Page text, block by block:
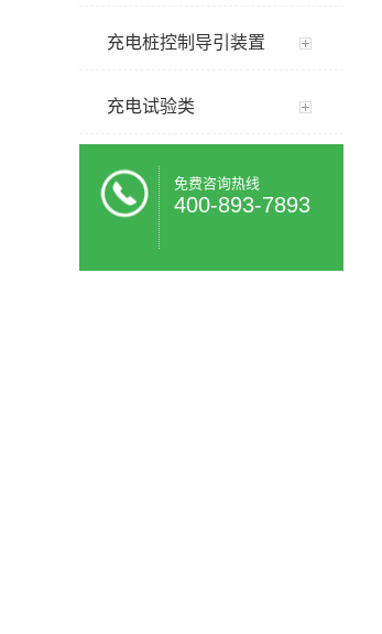
充电桩控制导引装置
充电试验类
免费咨询热线
400-893-7893